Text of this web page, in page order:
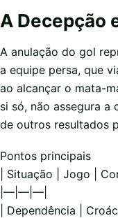
A Decepção
A anulação do gol
a equipe persa, que
ao alcançar o mata-
si só, não assegura a
de outros resultados
Pontos principais
| Situação | Jogo |
|—|—|—|
| Dependência |